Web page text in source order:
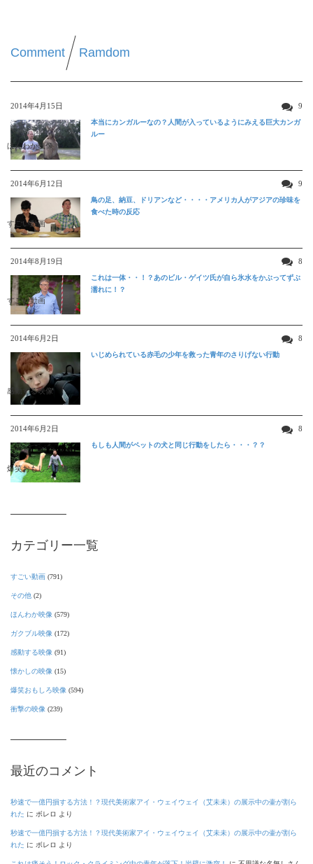
Comment Ramdom
2014年4月15日 9
ほんわか映像
本当にカンガルーなの？人間が入っているようにみえる巨大カンガ
ルー
2014年6月12日 9
すごい動画
鳥の足、納豆、ドリアンなど・・・・アメリカ人がアジアの珍味を
食べた時の反応
2014年8月19日 8
すごい動画
これは一体・・！？あのビル・ゲイツ氏が自ら氷水をかぶってずぶ
濡れに！？
2014年6月2日 8
感動する映像
いじめられている赤毛の少年を救った青年のさりげない行動
2014年6月2日 8
爆笑おもしろ映像
もしも人間がペットの犬と同じ行動をしたら・・・？？
カテゴリー一覧
すごい動画 (791)
その他 (2)
ほんわか映像 (579)
ガクブル映像 (172)
感動する映像 (91)
懐かしの映像 (15)
爆笑おもしろ映像 (594)
衝撃の映像 (239)
最近のコメント
秒速で一億円損する方法！？現代美術家アイ・ウェイウェイ（艾未未）の展示中の壷が割ら
れた に ボレロ より
秒速で一億円損する方法！？現代美術家アイ・ウェイウェイ（艾未未）の展示中の壷が割ら
れた に ボレロ より